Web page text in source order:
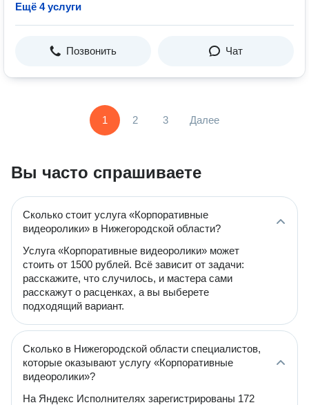
Ещё 4 услуги
Позвонить Чат
1 2 3 Далее
Вы часто спрашиваете
Сколько стоит услуга «Корпоративные
видеоролики» в Нижегородской области?
Услуга «Корпоративные видеоролики» может
стоить от 1500 рублей. Всё зависит от задачи:
расскажите, что случилось, и мастера сами
расскажут о расценках, а вы выберете
подходящий вариант.
Сколько в Нижегородской области специалистов,
которые оказывают услугу «Корпоративные
видеоролики»?
На Яндекс Исполнителях зарегистрированы 172